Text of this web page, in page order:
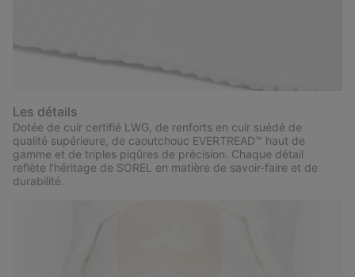
Les détails
Dotée de cuir certifié LWG, de renforts en cuir suédé de
qualité supérieure, de caoutchouc EVERTREAD™ haut de
gamme et de triples piqûres de précision. Chaque détail
reflète l’héritage de SOREL en matière de savoir-faire et de
durabilité.